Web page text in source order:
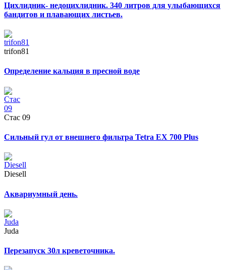
Цихлидник- недоцихлидник. 340 литров для улыбающихся
бандитов и плавающих листьев.
trifon81
Определение кальция в пресной воде
Стас 09
Сильный гул от внешнего фильтра Tetra EX 700 Plus
Diesell
Аквариумный день.
Juda
Перезапуск 30л креветочника.